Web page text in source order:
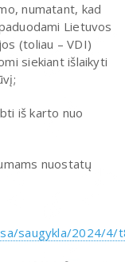
numatant, kad
Lietuvos
(toliau – VDI)
siekiant išlaikyti
iš karto nuo
nuostatų
saugykla/2024/4/